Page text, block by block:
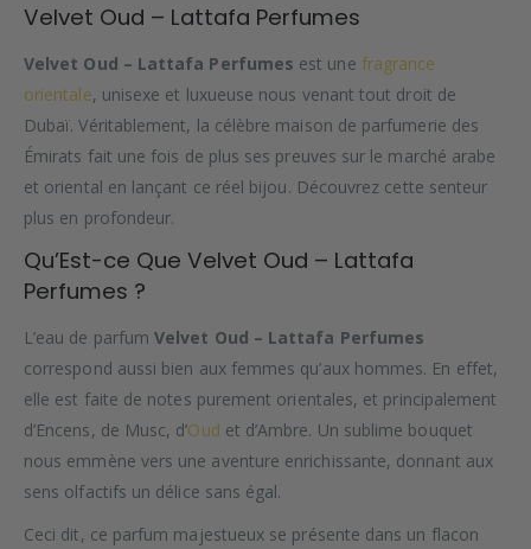
Velvet Oud – Lattafa Perfumes
Velvet Oud – Lattafa Perfumes est une fragrance
orientale, unisexe et luxueuse nous venant tout droit de
Dubaï. Véritablement, la célèbre maison de parfumerie des
Émirats fait une fois de plus ses preuves sur le marché arabe
et oriental en lançant ce réel bijou. Découvrez cette senteur
plus en profondeur.
Qu’Est-ce Que Velvet Oud – Lattafa
Perfumes ?
L’eau de parfumVelvet Oud – Lattafa Perfumes
correspond aussi bien aux femmes qu’aux hommes. En effet,
elle est faite de notes purement orientales, et principalement
d’Encens, de Musc, d’Oud et d’Ambre. Un sublime bouquet
nous emmène vers une aventure enrichissante, donnant aux
sens olfactifs un délice sans égal.
Ceci dit, ce parfum majestueux se présente dans un flacon